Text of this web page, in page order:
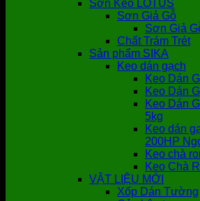
Sơn Keo LOTUS
Sơn Giả Gỗ
Sơn Giả
Chất Trám Trét
Sản phẩm SIKA
Keo dán gạch
Keo Dán
Keo Dán
Keo Dán
5kg
Keo dán
200HP
Keo chà
Keo Chà
VẬT LIỆU MỚI
Xốp Dán Tường